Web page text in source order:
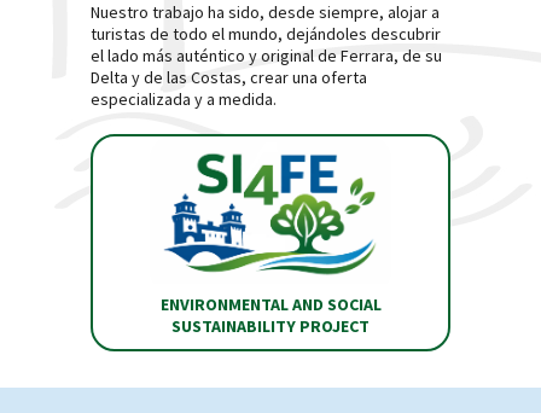
Nuestro trabajo ha sido, desde siempre, alojar a
turistas de todo el mundo, dejándoles descubrir
el lado más auténtico y original de Ferrara, de su
Delta y de las Costas, crear una oferta
especializada y a medida.
ENVIRONMENTAL AND SOCIAL
SUSTAINABILITY PROJECT